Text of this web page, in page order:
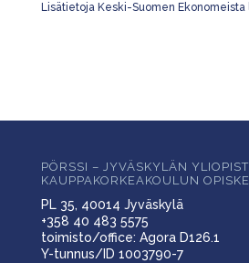
Lisätietoja Keski-Suomen Ekonomeista
PÖRSSI – JYVÄSKYLÄN
KAUPPAKORKEAKOULUN
PL 35, 40014 Jyväskylä
+358 40 483 5575
toimisto/office: Agora D126.1
Y-tunnus/ID 1003790-7